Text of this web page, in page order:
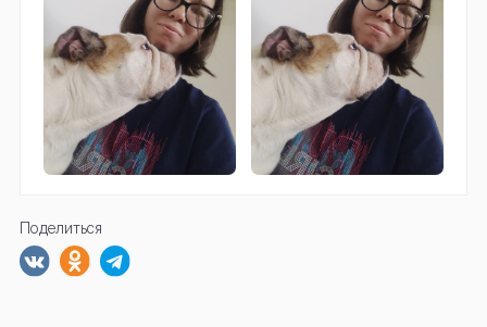
Поделиться